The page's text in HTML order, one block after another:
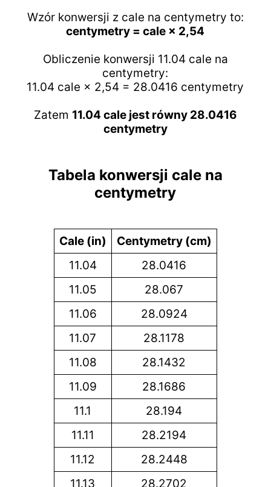
Wzór konwersji z cale na centymetry to:
centymetry = cale × 2,54
Obliczenie konwersji 11.04 cale na
centymetry:
11.04 cale × 2,54 = 28.0416 centymetry
Zatem 11.04 cale jest równy 28.0416
centymetry
Tabela konwersji cale na
centymetry
Cale (in)
Centymetry (cm)
11.04
28.0416
11.05
28.067
11.06
28.0924
11.07
28.1178
11.08
28.1432
11.09
28.1686
11.1
28.194
11.11
28.2194
11.12
28.2448
11.13
28.2702